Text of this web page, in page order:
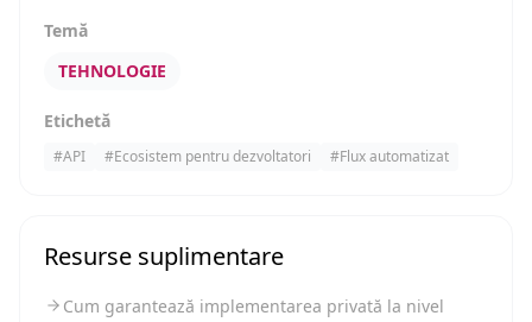
Temă
TEHNOLOGIE
Etichetă
#API #Ecosistem pentru dezvoltatori #Flux automatizat
Resurse suplimentare
Cum garantează implementarea privată la nivel